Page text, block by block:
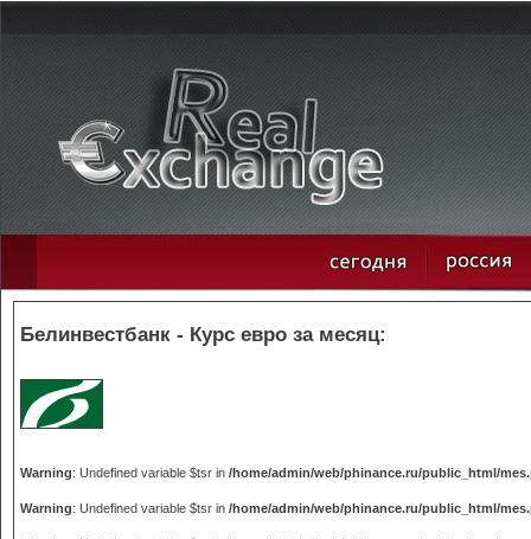
Белинвестбанк - Курс евро за месяц:
Warning: Undefined variable $tsr in /home/admin/web/phinance.ru/public_html/
Warning: Undefined variable $tsr in /home/admin/web/phinance.ru/public_html/